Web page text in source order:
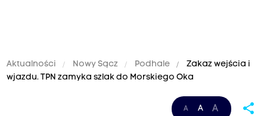
Aktualności Nowy Sącz Podhale
Zakaz wejścia i
wjazdu. TPN zamyka szlak do Morskiego Oka
A A A share